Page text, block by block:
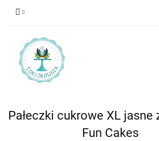
Pałeczki cukrowe XL jasne
Fun Cakes